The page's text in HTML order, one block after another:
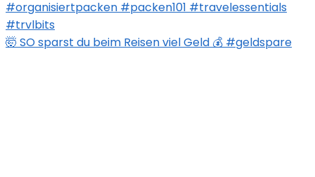
🤯 SO sparst du beim Reisen viel Geld 💰 #geldspare